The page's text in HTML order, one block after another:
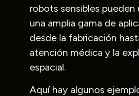
robots sensibles pueden
una amplia gama de
desde la fabricación
atención médica y la
espacial.
Aquí hay algunos